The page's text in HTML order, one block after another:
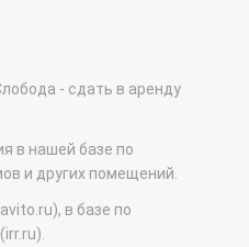
- сдать в аренду
в нашей базе по
и других помещений.
в базе по